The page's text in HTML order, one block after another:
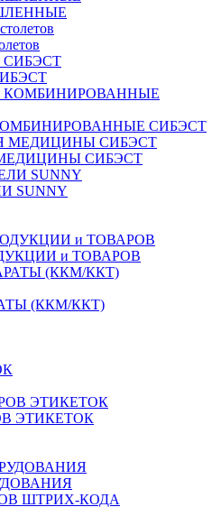
СИБЭСТ
СИБЭСТ
SUNNY
и ТОВАРОВ
(ККМ/ККТ)
ЭТИКЕТОК